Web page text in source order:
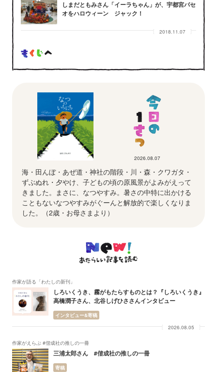
しまだともみさん「イーラちゃん」が、宇都宮パセ
オをハロウィーン ジャック！
2018.11.07
2026.08.07
海・田んぼ・あぜ道・神社の階段・川・森・クワガタ・
ずぶぬれ・夕やけ、子どもの頃の原風景がよみがえって
きました。まさに、なつやすみ。暑さの中特に出かける
こともないなつやすみがぐーんと解放的で楽しくなりま
した。（2歳・お母さまより）
作家が語る「わたしの新刊」
しろいくうき、霧がもたらすものとは？『しろいくうき』
高橋潤子さん、北谷しげひささんインタビュー
インタビュー&寄稿
2026.08.05
作家がえらぶ #偕成社の推しの一冊
三浦太郎さん #偕成社の推しの一冊
寄稿